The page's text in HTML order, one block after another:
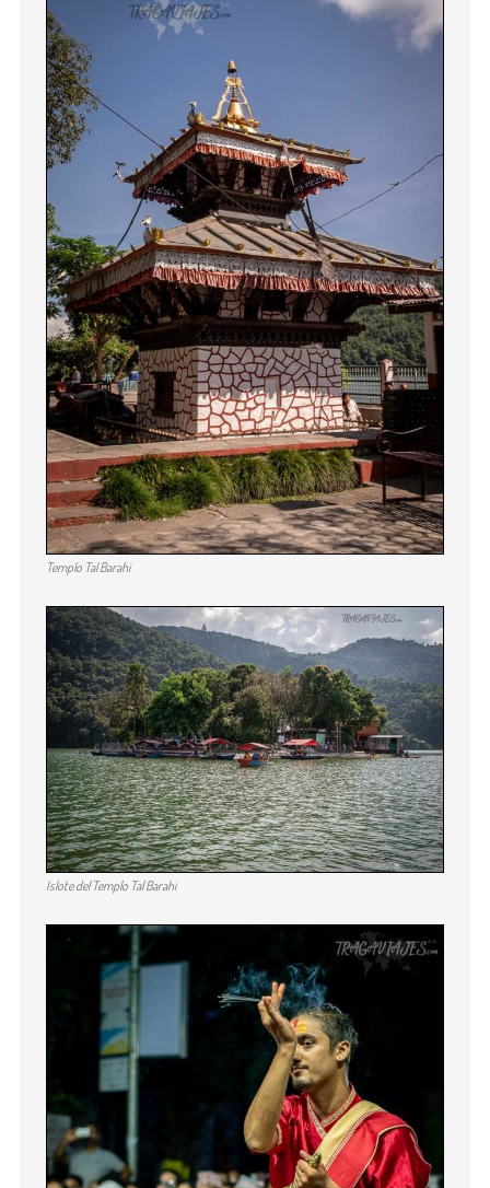
Templo Tal Barahi
Islote del Templo Tal Barahi